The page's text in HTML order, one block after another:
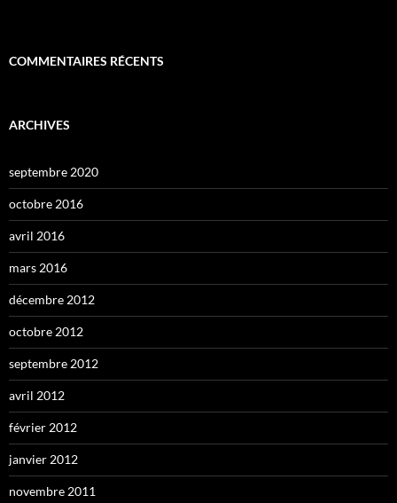
COMMENTAIRES RÉCENTS
ARCHIVES
septembre 2020
octobre 2016
avril 2016
mars 2016
décembre 2012
octobre 2012
septembre 2012
avril 2012
février 2012
janvier 2012
novembre 2011